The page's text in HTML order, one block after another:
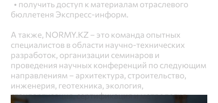
бюллетеня Экспресс-информ.
А также, NORMY.KZ – это команда опытных
специалистов в области научно-технических
разработок, организации семинаров и
проведения научных конференций по следующим
направлениям – архитектура, строительство,
инженерия, геотехника, экология,
стандартизация, сертификация и метрология.